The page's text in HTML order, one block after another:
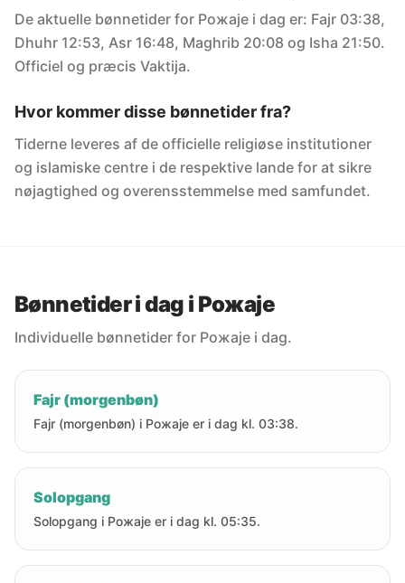
De aktuelle bønnetider for Рожаје i dag er: Fajr 03:38,
Dhuhr 12:53, Asr 16:48, Maghrib 20:08 og Isha 21:50.
Officiel og præcis Vaktija.
Hvor kommer disse bønnetider fra?
Tiderne leveres af de officielle religiøse institutioner
og islamiske centre i de respektive lande for at sikre
nøjagtighed og overensstemmelse med samfundet.
Bønnetider i dag i Рожаје
Individuelle bønnetider for Рожаје i dag.
Fajr (morgenbøn)
Fajr (morgenbøn) i Рожаје er i dag kl. 03:38.
Solopgang
Solopgang i Рожаје er i dag kl. 05:35.